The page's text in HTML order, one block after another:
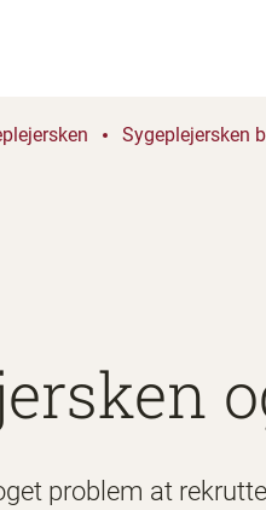
Sygeplejersken
problem at